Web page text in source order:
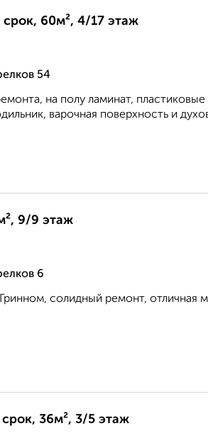
60м², 4/17 этаж
54
на полу ламинат,
варочная поверхность и
9/9 этаж
6
солидный ремонт, отличная
36м², 3/5 этаж